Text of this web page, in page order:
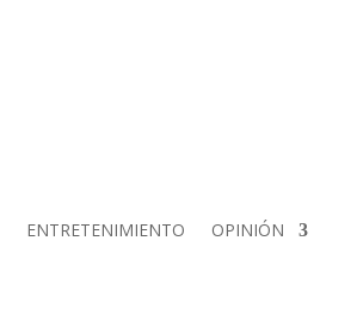
ENTRETENIMIENTO OPINIÓN